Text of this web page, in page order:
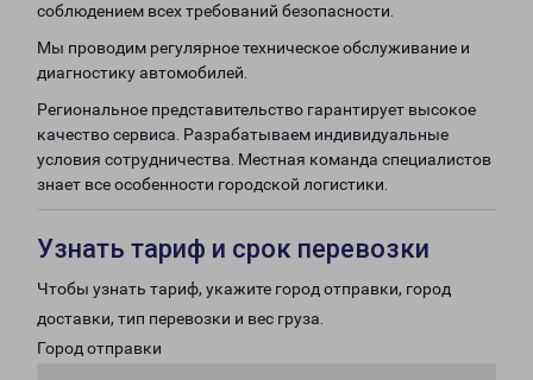
соблюдением всех требований безопасности.
Мы проводим регулярное техническое обслуживание и
диагностику автомобилей.
Региональное представительство гарантирует высокое
качество сервиса. Разрабатываем индивидуальные
условия сотрудничества. Местная команда специалистов
знает все особенности городской логистики.
Узнать тариф и срок перевозки
Чтобы узнать тариф, укажите город отправки, город
доставки, тип перевозки и вес груза.
Город отправки